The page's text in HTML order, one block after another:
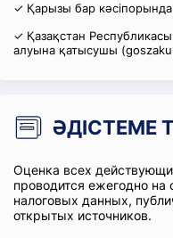
✓ Қарызы бар
✓ Қазақстан
алуына қатысушы
ӘДІСТЕМЕ
Оценка всех
проводится ежегодно
налоговых данных,
открытых источников.